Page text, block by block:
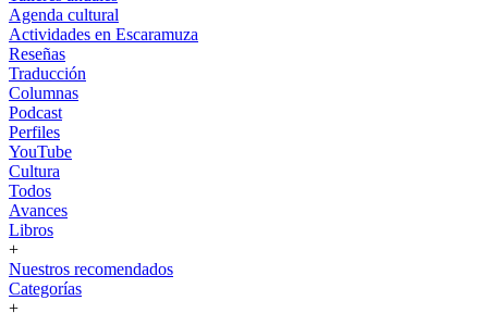
Agenda cultural
Actividades en Escaramuza
Reseñas
Traducción
Columnas
Podcast
Perfiles
YouTube
Cultura
Todos
Avances
Libros
+
Nuestros recomendados
Categorías
+